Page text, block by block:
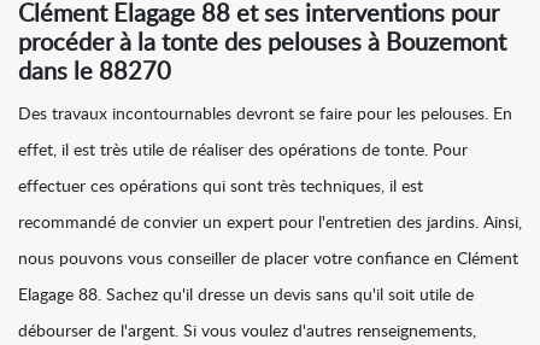
Clément Elagage 88 et ses interventions pour
procéder à la tonte des pelouses à Bouzemont
dans le 88270
Des travaux incontournables devront se faire pour les pelouses. En
effet, il est très utile de réaliser des opérations de tonte. Pour
effectuer ces opérations qui sont très techniques, il est
recommandé de convier un expert pour l'entretien des jardins. Ainsi,
nous pouvons vous conseiller de placer votre confiance en Clément
Elagage 88. Sachez qu'il dresse un devis sans qu'il soit utile de
débourser de l'argent. Si vous voulez d'autres renseignements,